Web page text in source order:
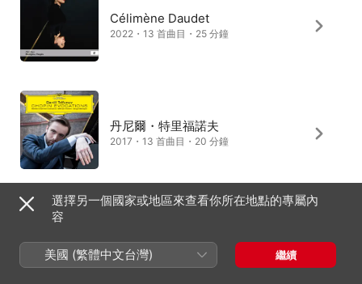
Célimène Daudet
2022・13 首曲目・25 分鐘
丹尼爾・特里福諾夫
2017・13 首曲目・20 分鐘
2023・13 首曲目・23 分鐘
選擇另一個國家或地區來查看你所在地點的專屬內
容
美國 (繁體中文台灣) 繼續